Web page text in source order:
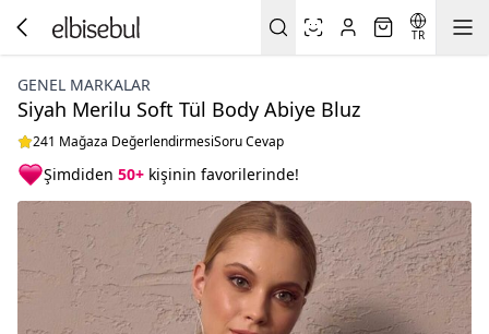
TR
GENEL MARKALAR
Siyah Merilu Soft Tül Body Abiye Bluz
241 Mağaza DeğerlendirmesiSoru Cevap
Şimdiden 50+ kişinin favorilerinde!